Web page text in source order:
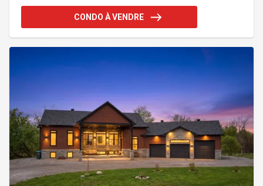
connecting to the bathroom with glass shower and
separate bath. Located in a beautiful area, close to
CONDO À VENDRE